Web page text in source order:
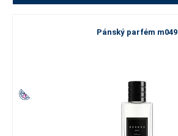
Pánský parfém m049